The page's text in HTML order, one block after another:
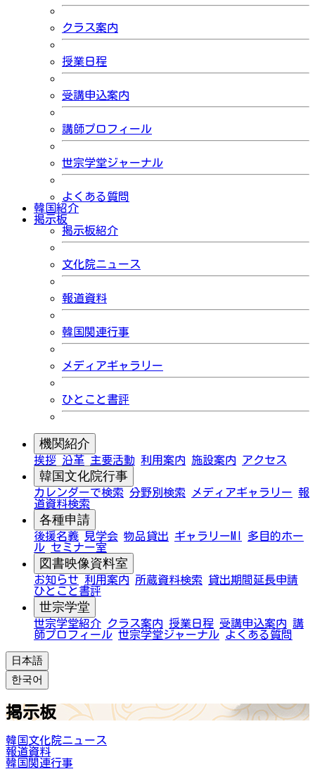
クラス案内
授業日程
受講申込案内
講師プロフィール
世宗学堂ジャーナル
よくある質問
韓国紹介
掲示板
掲示板紹介
文化院ニュース
報道資料
韓国関連行事
メディアギャラリー
ひとこと書評
機関紹介
挨拶 沿革 主要活動 利用案内 施設案内 アクセス
韓国文化院行事
カレンダーで検索 分野別検索 メディアギャラリー 報
道資料検索
各種申請
後援名義 見学会 物品貸出 ギャラリーMI
多目的ホー
ル セミナー室
図書映像資料室
お知らせ 利用案内 所蔵資料検索
貸出期間延長申請
ひとこと書評
世宗学堂
世宗学堂紹介 クラス案内 授業日程 受講申込案内 講
師プロフィール 世宗学堂ジャーナル よくある質問
日本語
한국어
掲示板
韓国文化院ニュース
報道資料
韓国関連行事